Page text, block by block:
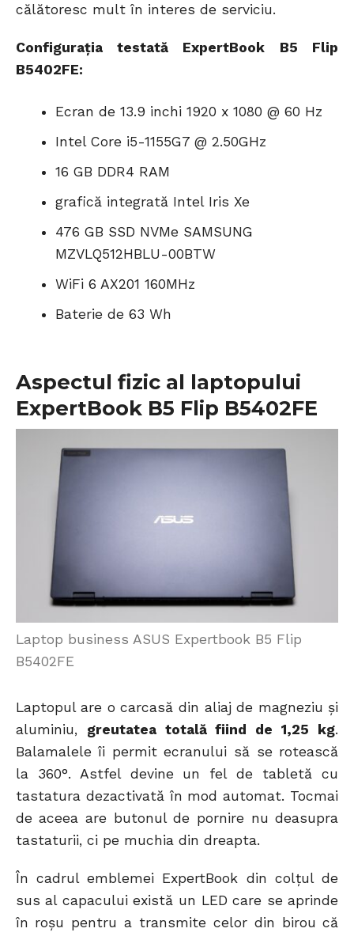
călătoresc mult în interes de serviciu.
Configurația testată ExpertBook B5 Flip
B5402FE:
Ecran de 13.9 inchi 1920 x 1080 @ 60 Hz
Intel Core i5-1155G7 @ 2.50GHz
16 GB DDR4 RAM
grafică integrată Intel Iris Xe
476 GB SSD NVMe SAMSUNG
MZVLQ512HBLU-00BTW
WiFi 6 AX201 160MHz
Baterie de 63 Wh
Aspectul fizic al laptopului
ExpertBook B5 Flip B5402FE
Laptop business ASUS Expertbook B5 Flip
B5402FE
Laptopul are o carcasă din aliaj de magneziu și
aluminiu, greutatea totală fiind de 1,25 kg.
Balamalele îi permit ecranului să se rotească
la 360°. Astfel devine un fel de tabletă cu
tastatura dezactivată în mod automat. Tocmai
de aceea are butonul de pornire nu deasupra
tastaturii, ci pe muchia din dreapta.
În cadrul emblemei ExpertBook din colțul de
sus al capacului există un LED care se aprinde
în roșu pentru a transmite celor din birou că